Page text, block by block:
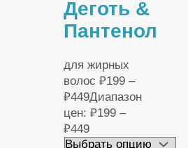
Деготь &
Пантенол
для жирных
волос₽199 –
₽449Диапазон
цен: ₽199 –
₽449